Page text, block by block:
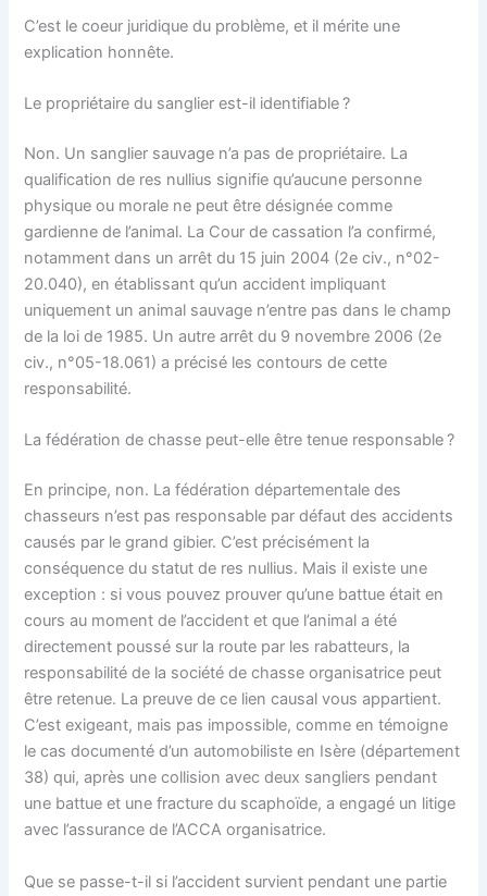
C’est le coeur juridique du problème, et il mérite une
explication honnête.
Le propriétaire du sanglier est-il identifiable ?
Non. Un sanglier sauvage n’a pas de propriétaire. La
qualification de res nullius signifie qu’aucune personne
physique ou morale ne peut être désignée comme
gardienne de l’animal. La Cour de cassation l’a confirmé,
notamment dans un arrêt du 15 juin 2004 (2e civ., n°02-
20.040), en établissant qu’un accident impliquant
uniquement un animal sauvage n’entre pas dans le champ
de la loi de 1985. Un autre arrêt du 9 novembre 2006 (2e
civ., n°05-18.061) a précisé les contours de cette
responsabilité.
La fédération de chasse peut-elle être tenue responsable ?
En principe, non. La fédération départementale des
chasseurs n’est pas responsable par défaut des accidents
causés par le grand gibier. C’est précisément la
conséquence du statut de res nullius. Mais il existe une
exception : si vous pouvez prouver qu’une battue était en
cours au moment de l’accident et que l’animal a été
directement poussé sur la route par les rabatteurs, la
responsabilité de la société de chasse organisatrice peut
être retenue. La preuve de ce lien causal vous appartient.
C’est exigeant, mais pas impossible, comme en témoigne
le cas documenté d’un automobiliste en Isère (département
38) qui, après une collision avec deux sangliers pendant
une battue et une fracture du scaphoïde, a engagé un litige
avec l’assurance de l’ACCA organisatrice.
Que se passe-t-il si l’accident survient pendant une partie